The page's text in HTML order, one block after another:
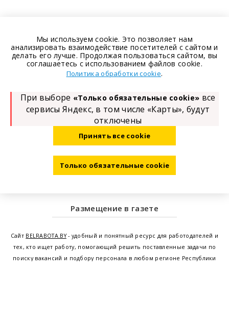
Размещение в газете
Сайт BELRABOTA.BY- удобный и понятный ресурс для работодателей и
тех, кто ищет работу, помогающий решить поставленные задачи по
поиску вакансий и подбору персонала в любом регионе Республики
Мы используем cookie. Это позволяет нам
анализировать взаимодействие посетителей с сайтом и
делать его лучше. Продолжая пользоваться сайтом, вы
соглашаетесь с использованием файлов cookie.
Политика обработки cookie.
При выборе «Только обязательные cookie» все
сервисы Яндекс, в том числе «Карты», будут
отключены
Принять все cookie
Только обязательные cookie